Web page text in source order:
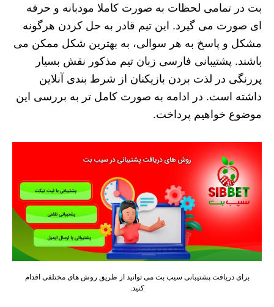
بت در تمامی لحظات به صورت کاملا مودبانه و حرفه
ای صورت می گیرد. این تیم قادر به حل کردن هرگونه
مشکل و پاسخ به هر سوالی، به بهترین شکل ممکن می
باشند. پشتیبانی فارسی زبان تیم مذکور نقش بسیار
پررنگی در لذت بردن بازیکنان از شرط بندی آنلاین
داشته است. در ادامه به صورت کامل تر به بررسی این
موضوع خواهیم پرداخت.
برای دریافت پشتیبانی سیب بت می توانید از طریق روش های مختلفی اقدام
کنید.